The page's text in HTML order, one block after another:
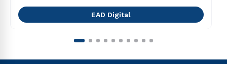
EAD Digital